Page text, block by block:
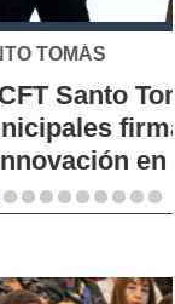
Hubs
impulsar